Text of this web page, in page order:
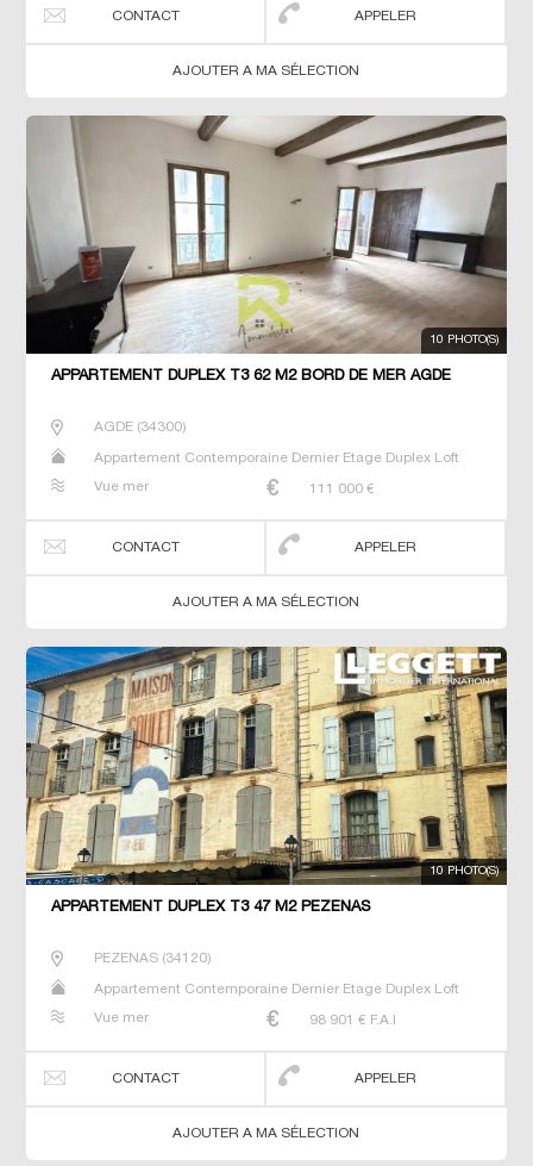
CONTACT APPELER
AJOUTER A MA SÉLECTION
10 PHOTO(S)
APPARTEMENT DUPLEX T3 62 M2 BORD DE MER AGDE
AGDE(34300)
Appartement Contemporaine Dernier Etage Duplex Loft
Vue mer
111 000 €
CONTACT APPELER
AJOUTER A MA SÉLECTION
10 PHOTO(S)
APPARTEMENT DUPLEX T3 47 M2 PEZENAS
PEZENAS(34120)
Appartement Contemporaine Dernier Etage Duplex Loft
Vue mer
98 901 € F.A.I
CONTACT APPELER
AJOUTER A MA SÉLECTION